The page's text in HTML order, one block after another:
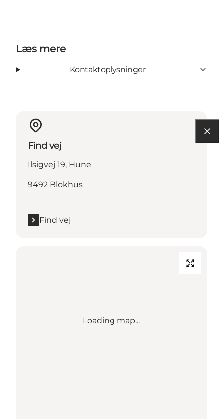
Læs mere
Kontaktoplysninger
Find vej
Ilsigvej 19, Hune
9492 Blokhus
Find vej
Loading map...